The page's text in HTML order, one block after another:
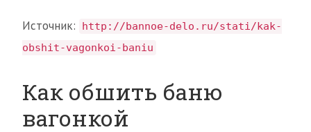
Источник:
http://bannoe-delo.ru/stati/kak-
obshit-vagonkoi-baniu
Как обшить баню
вагонкой